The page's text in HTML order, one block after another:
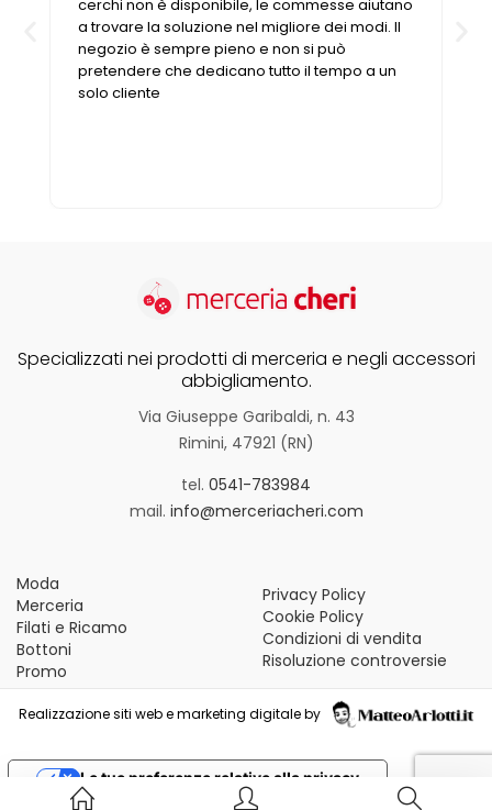
cerchi non è disponibile, le commesse aiutano
a trovare la soluzione nel migliore dei modi. Il
negozio è sempre pieno e non si può
pretendere che dedicano tutto il tempo a un
solo cliente
Specializzati nei prodotti di merceria e negli accessori
abbigliamento.
Via Giuseppe Garibaldi, n. 43
Rimini, 47921 (RN)
tel. 0541-783984
mail. info@merceriacheri.com
Moda
Merceria
Filati e Ricamo
Bottoni
Promo
Privacy Policy
Cookie Policy
Condizioni di vendita
Risoluzione controversie
Realizzazione siti web e marketing digitale by
Le tue preferenze relative alla privacy